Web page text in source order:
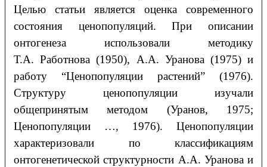
Целью статьи является оценка современного
состояния ценопопуляций. При описании
онтогенеза использовали методику
Т.А. Работнова (1950), А.А. Уранова (1975) и
работу “Ценопопуляции растений” (1976).
Структуру ценопопуляции изучали
общепринятым методом (Уранов, 1975;
Ценопопуляции …, 1976). Ценопопуляции
характеризовали по классификациям
онтогенетической структурности А.А. Уранова и